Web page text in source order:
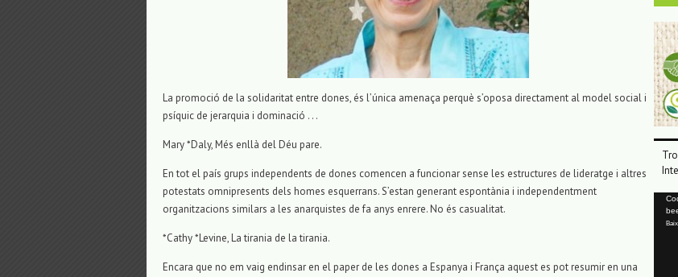
La promoció de la solidaritat entre dones, és l’única amenaça perquè s’oposa directament al model social i
psíquic de jerarquia i dominació . . .
Mary *Daly, Més enllà del Déu pare.
En tot el país grups independents de dones comencen a funcionar sense les estructures de lideratge i altres
potestats omnipresents dels homes esquerrans. S’estan generant espontània i independentment
organitzacions similars a les anarquistes de fa anys enrere. No és casualitat.
*Cathy *Levine, La tirania de la tirania.
Encara que no em vaig endinsar en el paper de les dones a Espanya i França aquest es pot resumir en una
vídeo